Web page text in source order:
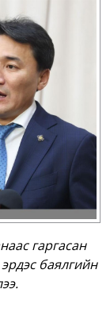
гаргасан
баялгийн